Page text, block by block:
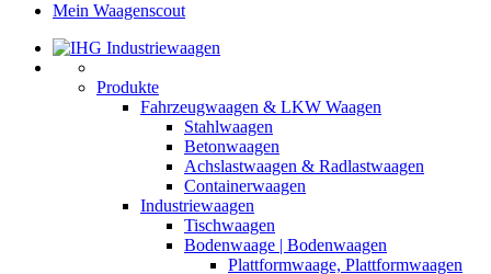
Mein Waagenscout
Produkte
Fahrzeugwaagen & LKW Waagen
Stahlwaagen
Betonwaagen
Achslastwaagen & Radlastwaagen
Containerwaagen
Industriewaagen
Tischwaagen
Bodenwaage | Bodenwaagen
Plattformwaage, Plattformwaagen